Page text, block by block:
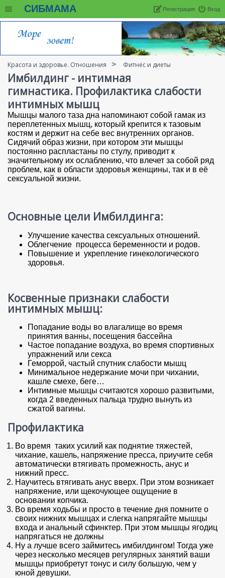
СИБМАМА Вход
Регистрация
Красота и здоровье. Отношения Фитнес и диеты
Имбилдинг - интимная
гимнастика. Профилактика слабости
интимных мышц
Мышцы малого таза дна напоминают собой гамак из
переплетенных мышц, который крепится к тазовым
костям и держит на себе вес внутренних органов.
Сидячий образ жизни, при котором эти мышцы
постоянно распластаны по стулу, приводит к
значительному их ослаблению, что влечет за собой ряд
проблем, как в области здоровья женщины, так и в её
сексуальной жизни.
Основные цели Имбилдинга:
Улучшение качества сексуальных отношений.
Облегчение процесса беременности и родов.
Повышение и укрепление гинекологического
здоровья.
Косвенные признаки слабости
интимных мышц:
Попадание воды во влагалище во время
принятия ванны, посещения бассейна
Частое попадание воздуха, во время спортивных
упражнений или секса
Геморрой, частый спутник слабости мышц
Минимальное недержание мочи при чихании,
кашле смехе, беге…
Интимные мышцы считаются хорошо развитыми,
когда 2 введенных пальца трудно вынуть из
сжатой вагины.
Профилактика
Во время таких усилий как поднятие тяжестей,
чихание, кашель, напряжение пресса, приучите себя
автоматически втягивать промежность, анус и
нижний пресс.
Научитесь втягивать анус вверх. При этом возникает
напряжение, или щекочующее ощущение в
основании копчика.
Во время ходьбы и просто в течение дня помните о
своих нижних мышцах и слегка напрягайте мышцы
входа и анальный сфинктер. При этом мышцы ягодиц
напрягаться не должны
Ну а лучше всего займитесь имбилдингом! Тогда уже
через несколько месяцев регулярных занятий ваши
мышцы приобретут тонус и силу большую, чем у
юной девушки.